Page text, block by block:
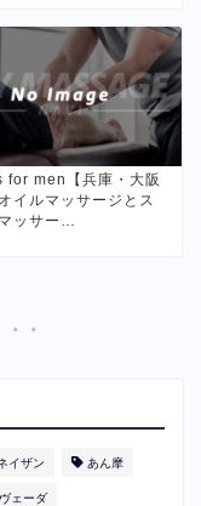
for men【兵庫・大阪
イルマッサージとス
ッサー…
イザン あん摩
ェーダ